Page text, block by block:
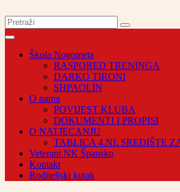
Škola Nogometa
RASPORED TRENINGA
DARKO TIRONI
SHPAOLIN
O nama
POVIJEST KLUBA
DOKUMENTI I PROPISI
O NATJECANJU
TABLICA 4.NL SREDIŠTE
Veterani NK Špansko
Kontakt
Roditeljski kutak